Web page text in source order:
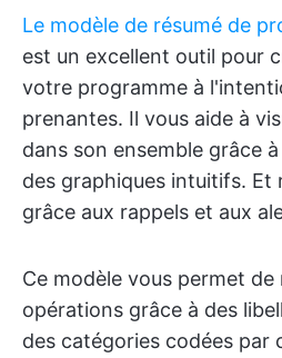
Le modèle de résumé de
est un excellent outil pour
votre programme à
prenantes. Il vous aide à
dans son ensemble grâce
des graphiques intuitifs. Et
grâce aux rappels et aux
Ce modèle vous permet
opérations grâce à des
des catégories codées par